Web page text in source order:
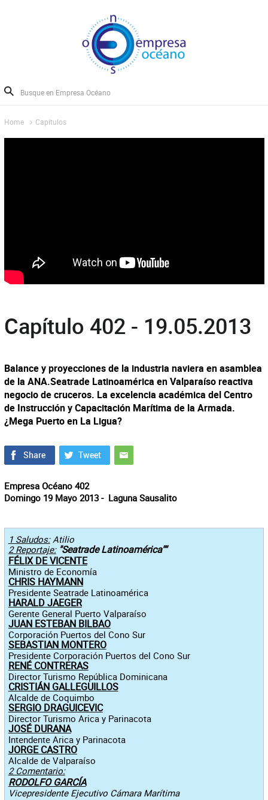
Home Capítulos
Capítulo 402 - 19.05.2013
Balance y proyecciones de la industria naviera en asamblea
de la ANA.Seatrade Latinoamérica en Valparaíso reactiva
negocio de cruceros. La excelencia académica del Centro
de Instrucción y Capacitación Marítima de la Armada.
¿Mega Puerto en La Ligua?
Empresa Océano 402
Domingo 19 Mayo 2013 - Laguna Sausalito
1 Saludos:Atilio
2 Reportaje:"Seatrade Latinoamérica""
FÉLIX DE VICENTE
Ministro de Economía
CHRIS HAYMANN
Presidente Seatrade Latinoamérica
HARALD JAEGER
Gerente General Puerto Valparaíso
JUAN ESTEBAN BILBAO
Corporación Puertos del Cono Sur
SEBASTIAN MONTERO
Presidente Corporación Puertos del Cono Sur
RENÉ CONTRERAS
Director Turismo República Dominicana
CRISTIÁN GALLEGUILLOS
Alcalde de Coquimbo
SERGIO DRAGUICEVIC
Director Turismo Arica y Parinacota
JOSÉ DURANA
Intendente Arica y Parinacota
JORGE CASTRO
Alcalde de Valparaíso
2 Comentario:
RODOLFO GARCÍA
Vicepresidente Ejecutivo Cámara Marítima